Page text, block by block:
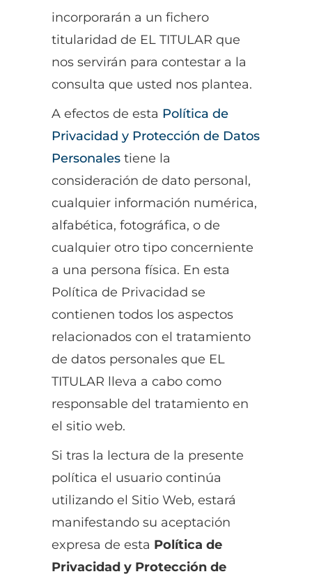
incorporarán a un fichero
titularidad de EL TITULAR que
nos servirán para contestar a la
consulta que usted nos plantea.
A efectos de esta Política de
Privacidad y Protección de Datos
Personales tiene la
consideración de dato personal,
cualquier información numérica,
alfabética, fotográfica, o de
cualquier otro tipo concerniente
a una persona física. En esta
Política de Privacidad se
contienen todos los aspectos
relacionados con el tratamiento
de datos personales que EL
TITULAR lleva a cabo como
responsable del tratamiento en
el sitio web.
Si tras la lectura de la presente
política el usuario continúa
utilizando el Sitio Web, estará
manifestando su aceptación
expresa de esta Política de
Privacidad y Protección de